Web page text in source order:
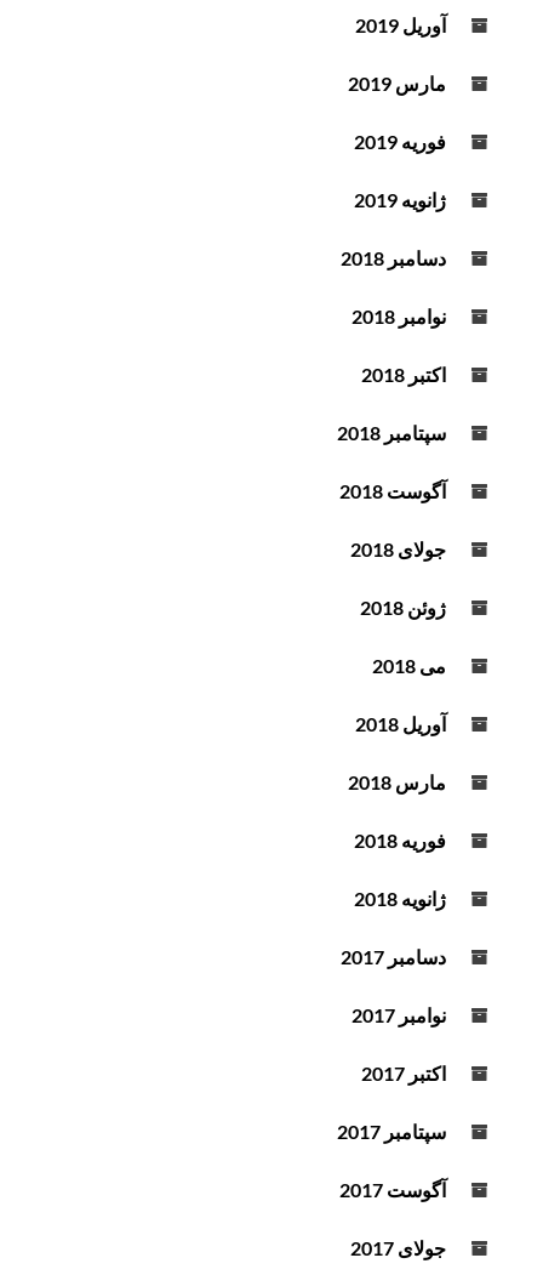
آوریل 2019
مارس 2019
فوریه 2019
ژانویه 2019
دسامبر 2018
نوامبر 2018
اکتبر 2018
سپتامبر 2018
آگوست 2018
جولای 2018
ژوئن 2018
می 2018
آوریل 2018
مارس 2018
فوریه 2018
ژانویه 2018
دسامبر 2017
نوامبر 2017
اکتبر 2017
سپتامبر 2017
آگوست 2017
جولای 2017